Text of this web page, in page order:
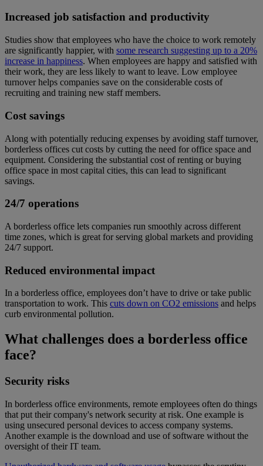
Increased job satisfaction and productivity
Studies show that employees who have the choice to work remotely
are significantly happier, with some research suggesting up to a 20%
increase in happiness. When employees are happy and satisfied with
their work, they are less likely to want to leave. Low employee
turnover helps companies save on the considerable costs of
recruiting and training new staff members.
Cost savings
Along with potentially reducing expenses by avoiding staff turnover,
borderless offices cut costs by cutting the need for office space and
equipment. Considering the substantial cost of renting or buying
office space in most capital cities, this can lead to significant
savings.
24/7 operations
A borderless office lets companies run smoothly across different
time zones, which is great for serving global markets and providing
24/7 support.
Reduced environmental impact
In a borderless office, employees don’t have to drive or take public
transportation to work. This cuts down on CO2 emissions and helps
curb environmental pollution.
What challenges does a borderless office
face?
Security risks
In borderless office environments, remote employees often do things
that put their company's network security at risk. One example is
using unsecured personal devices to access company systems.
Another example is the download and use of software without the
oversight of their IT team.